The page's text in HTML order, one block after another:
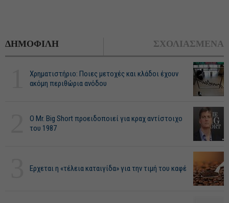
ΔΗΜΟΦΙΛΗ ΣΧΟΛΙΑΣΜΕΝΑ
Χρηματιστήριο: Ποιες μετοχές και κλάδοι έχουν
ακόμη περιθώρια ανόδου
O Mr. Big Short προειδοποιεί για κραχ αντίστοιχο
του 1987
Ερχεται η «τέλεια καταιγίδα» για την τιμή του καφέ